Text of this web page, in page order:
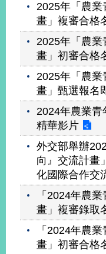
2025年「農業
畫」複審合格
2025年「農
畫」初審合格
2025年「農業
畫」甄選報名
2024年農業青
精華影片
外交部舉辦
向』交流計畫
化國際合作交
「2024年農
畫」複審錄取
「2024年農
畫」初審合格